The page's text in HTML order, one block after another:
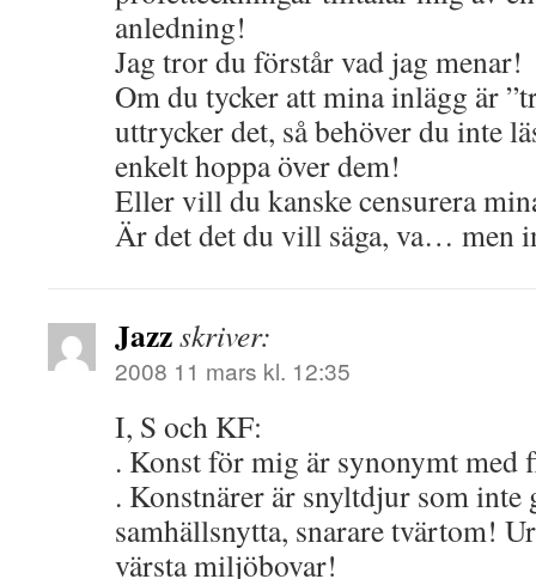
anledning!
Jag tror du förstår vad jag menar!
Om du tycker att mina inlägg är
uttrycker det, så behöver du inte
enkelt hoppa över dem!
Eller vill du kanske censurera
Är det det du vill säga, va… men
Jazzskriver:
2008 11 mars kl. 12:35
I, S och KF:
. Konst för mig är synonymt med
. Konstnärer är snyltdjur som inte
samhällsnytta, snarare tvärtom!
värsta miljöbovar!